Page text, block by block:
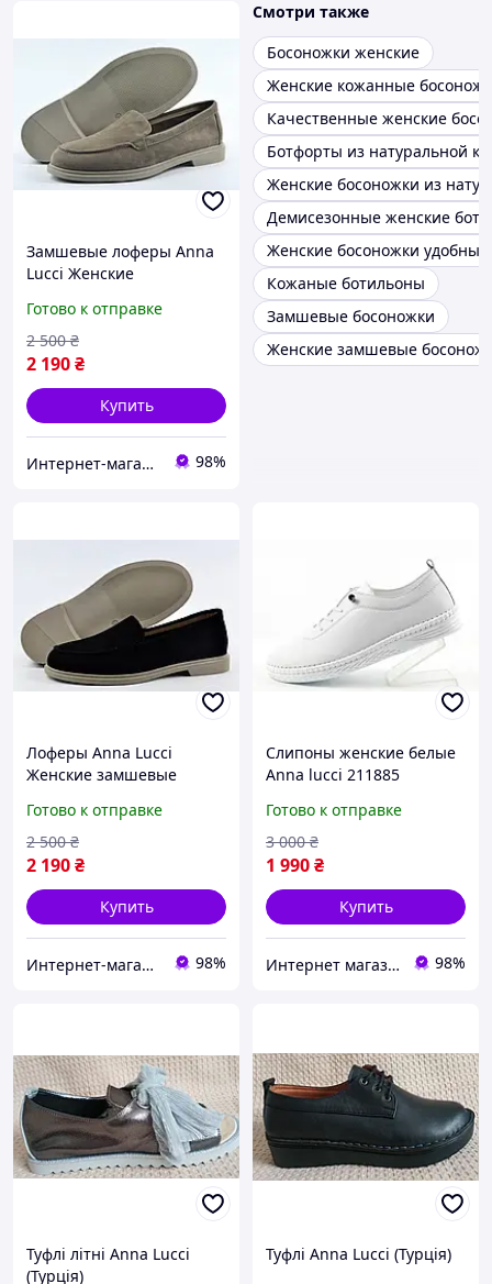
Замшевые лоферы Anna
Lucci Женские
Готово к отправке
2 190₴
2 500 ₴
Купить
Интернет-магазин "Streetmoda" 98%
Смотри также
Босоножки женские
Женские кожанные
Качественные женские
Ботфорты из натуральной
Женские босоножки из
Демисезонные женские
Женские босоножки удобные
Кожаные ботильоны
Замшевые босоножки
Женские замшевые
Лоферы Anna Lucci
Женские замшевые
Готово к отправке
2 190₴
2 500 ₴
Купить
Интернет-магазин "Streetmoda" 98%
Слипоны женские белые
Anna lucci 211885
Готово к отправке
1 990₴
3 000 ₴
Купить
Интернет магазин спортивной обуви Shoes-Factory 98%
Туфлі літні Anna Lucci
(Турція)
Туфлі Anna Lucci (Турція)